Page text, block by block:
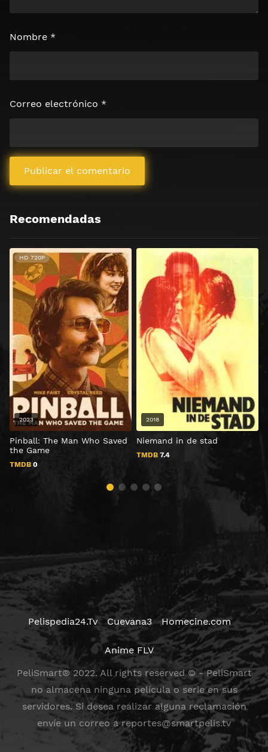
Nombre *
Correo electrónico *
Recomendadas
Pinball: The Man Who Saved
the Game
TMDB 0
HD 720P
2023
Niemand in de stad
TMDB 7.4
2018
Pelispedia24.Tv Cuevana3 Homecine.com
Anime FLV
PeliSmart® 2022. All rights reserved © - PeliSmart
no almacena ninguna película o serie en sus
servidores. Si desea realizar alguna reclamación
envíe un correo areportes@smartpelis.tv